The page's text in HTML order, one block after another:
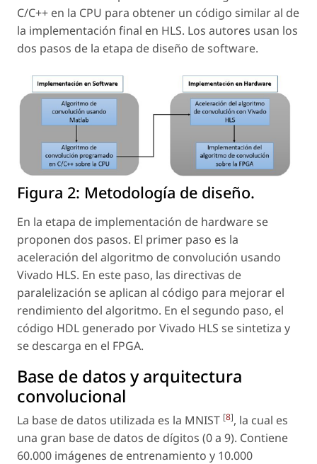
C/C++ en la CPU para obtener un código similar al de
la implementación final en HLS. Los autores usan los
dos pasos de la etapa de diseño desoftware.
Figura 2: Metodología de diseño.
En la etapa de implementación de hardwarese
proponen dos pasos. El primer paso es la
aceleración del algoritmo de convolución usando
Vivado HLS. En este paso, las directivas de
paralelización se aplican al código para mejorar el
rendimiento del algoritmo. En el segundo paso, el
código HDL generado por Vivado HLS se sintetiza y
se descarga en el FPGA.
Base de datos y arquitectura
convolucional
La base de datos utilizada es la MNIST [8], la cual es
una gran base de datos de dígitos (0 a 9). Contiene
60.000 imágenes de entrenamiento y 10.000